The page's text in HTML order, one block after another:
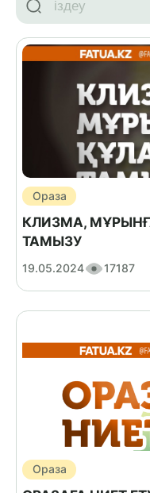
Ораза
КЛИЗМА,
ТАМЫЗУ
19.05.2024 17187
Ораза